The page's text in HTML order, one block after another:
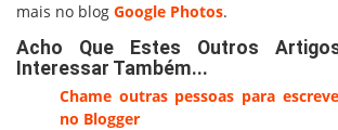
mais no blog Google Photos.
Acho Que Estes Outros
Interessar Também...
Chame outras pessoas para
no Blogger